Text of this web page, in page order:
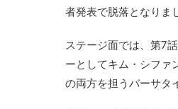
者発表で脱落となりま
ステージ面では、第7
ーとしてキム・シファ
の両方を担うバーサタ